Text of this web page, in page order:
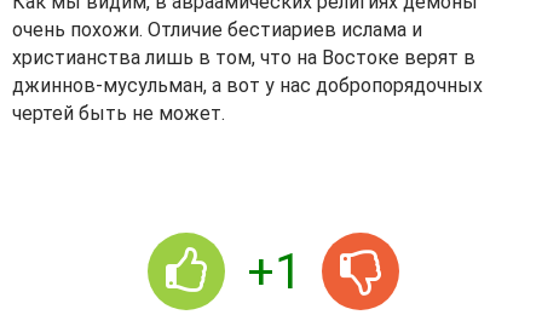
очень похожи. Отличие бестиариев ислама и
христианства лишь в том, что на Востоке верят в
джиннов-мусульман, а вот у нас добропорядочных
чертей быть не может.
+1